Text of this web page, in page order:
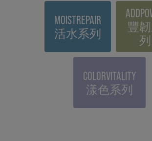
MOISTREPAIR
活水系列
豐
列
COLORVITALITY
漾色系列